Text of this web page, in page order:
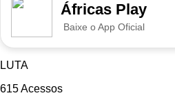
Áfricas Play
Baixe o App Oficial
LUTA
615Acessos